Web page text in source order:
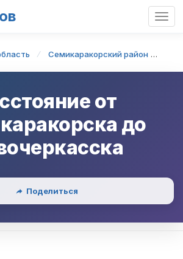
Семикаракорский район
от
до
Поделиться